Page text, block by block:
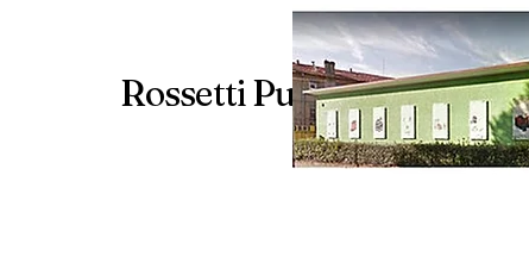
Rossetti Pulizie